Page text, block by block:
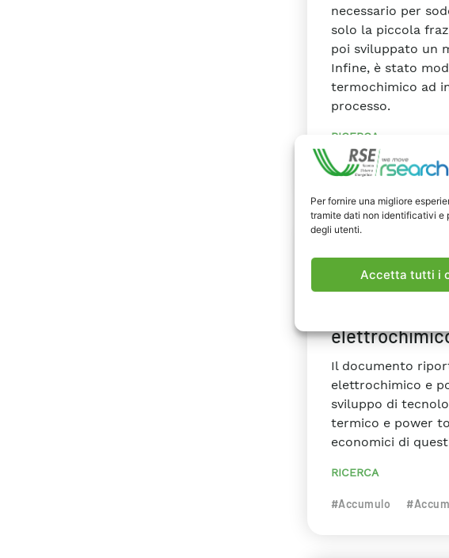
Per fornire una migliore
tramite dati non identificativi e
degli utenti.
Accetta tutti i
necessario per
solo la piccola
poi sviluppato un
Infine, è stato
termochimico ad
processo.
RICERCA
#Accumulo
RAPPORTI
Rapporto di
Il documento
elettrochimico e
sviluppo di
termico e power
economici di
RICERCA
#Accumulo